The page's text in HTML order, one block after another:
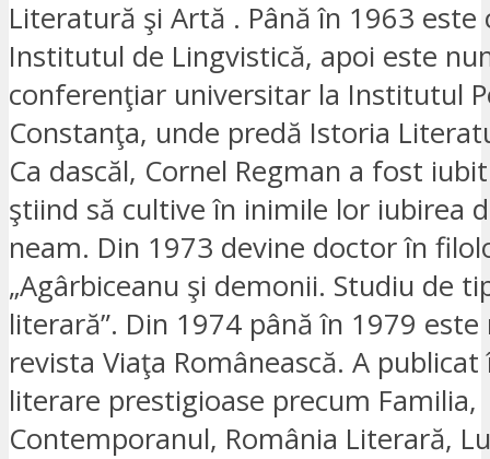
Literatură şi Artă . Până în 1963
Institutul de Lingvistică, apoi este
conferenţiar universitar la Institutul
Constanţa, unde predă Istoria
Ca dascăl, Cornel Regman a fost
ştiind să cultive în inimile lor iubirea
neam. Din 1973 devine doctor în
„Agârbiceanu şi demonii. Studiu de
literară”. Din 1974 până în 1979
revista Viaţa Românească. A
literare prestigioase precum Familia,
Contemporanul, România Literară,